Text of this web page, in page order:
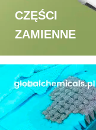
CZĘŚCI
ZAMIENNE